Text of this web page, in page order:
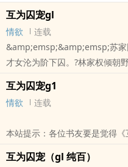
互为囚宠gl
情欲
连载
&amp;emsp;&amp;emsp;苏家
才女沦为阶下囚。?林家权倾朝
儿做贴身丫鬟。?林清韵给苏
必须分毫不差。她看着苏瑾被沸
忍。?后来，三皇子兵变夺位，
本站提示：各位书友要是觉得
向您QQ群和微博里的朋友推荐哦
互为囚宠g1
情欲 连载
本站提示：各位书友要是觉得
向您QQ群和微博里的朋友推荐哦
互为囚宠（gl 纯百）